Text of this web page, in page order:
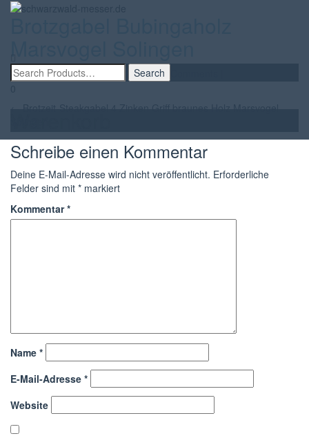
ByWalter Ebert|13. April 2017|No Comments
Schreibe einen Kommentar
Deine E-Mail-Adresse wird nicht veröffentlicht. Erforderliche
Felder sind mit * markiert
Kommentar*
Name *
E-Mail-Adresse *
Website